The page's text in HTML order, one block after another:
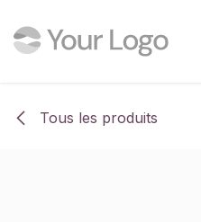
Tous les produits